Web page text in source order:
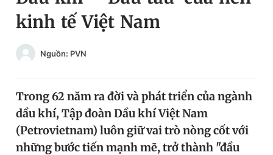
Chuyên mục khác
Chào ngày mới
Video Magazine
Tin đã xem
Đăng xuất
kinh tế Việt Nam
Nguồn: PVN
Trong 62 năm ra đời và phát triển của ngành
dầu khí, Tập đoàn Dầu khí Việt Nam
(Petrovietnam) luôn giữ vai trò nòng cốt với
những bước tiến mạnh mẽ, trở thành "đầu